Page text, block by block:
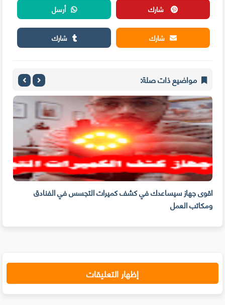
شارك
أرسل
شارك
شارك
مواضيع ذات صلة:
اقوى جهاز سيساعدك في كشف كميرات التجسس في الفنادق
ومكاتب العمل
إظهار التعليقات